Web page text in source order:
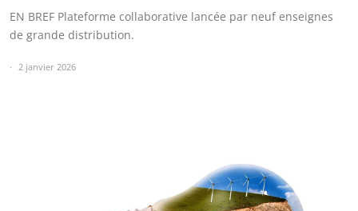
EN BREF Plateforme collaborative lancée par neuf enseignes
de grande distribution.
2 janvier 2026